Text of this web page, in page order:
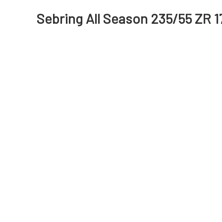
Sebring All Season 235/55 ZR